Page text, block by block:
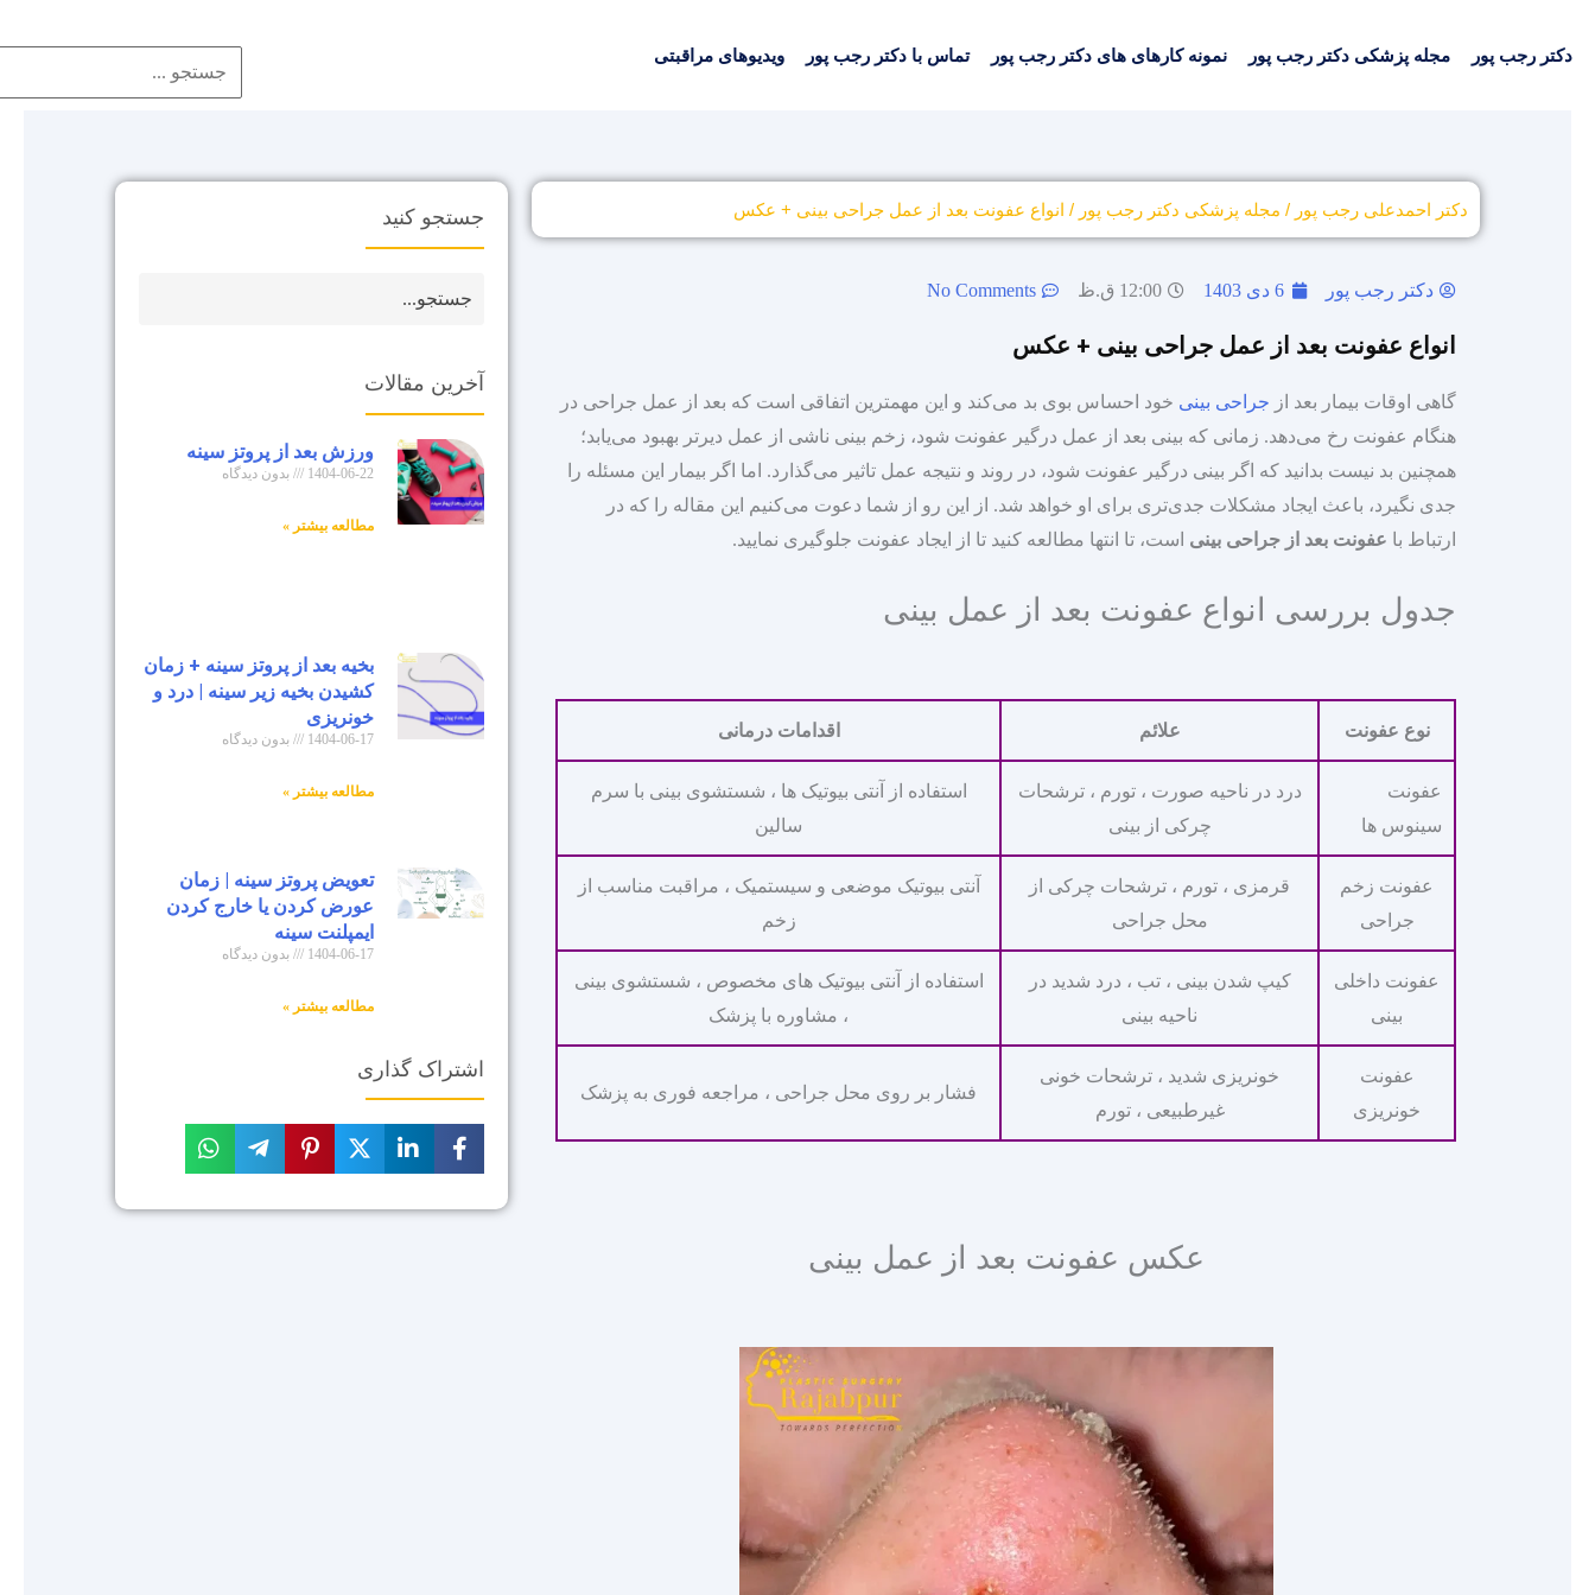
دکتر رجب پور مجله پزشکی دکتر رجب پور نمونه کارهای های دکتر رجب پور تماس با دکتر رجب پور ویدیوهای مراقبتی
دکتر احمدعلی رجب پور / مجله پزشکی دکتر رجب پور / انواع عفونت بعد از عمل جراحی بینی + عکس
دکتر رجب پور 6 دی 1403 12:00 ق.ظ No Comments
انواع عفونت بعد از عمل جراحی بینی + عکس
گاهی اوقات بیمار بعد از جراحی بینی خود احساس بوی بد می‌کند و این مهمترین اتفاقی است که بعد از عمل جراحی در
هنگام عفونت رخ می‌دهد. زمانی که بینی بعد از عمل درگیر عفونت شود، زخم بینی ناشی از عمل دیر‌تر بهبود می‌یابد؛
همچنین بد نیست بدانید که اگر بینی درگیر عفونت شود، در روند و نتیجه عمل تاثیر می‌گذارد. اما اگر بیمار این مسئله را
جدی نگیرد، باعث ایجاد مشکلات جدی‌تری برای او خواهد شد. از این رو از شما دعوت می‌کنیم این مقاله را که در
ارتباط با عفونت بعد از جراحی بینی است، تا انتها مطالعه کنید تا از ایجاد عفونت جلوگیری نمایید.
جدول بررسی انواع عفونت بعد از عمل بینی
نوع عفونت علائم اقدامات درمانی
عفونت
سینوس‌ ها
درد در ناحیه صورت ، تورم ، ترشحات
چرکی از بینی
استفاده از آنتی‌ بیوتیک‌ ها ، شستشوی بینی با سرم
سالین
عفونت زخم
جراحی
قرمزی ، تورم ، ترشحات چرکی از
محل جراحی
آنتی‌ بیوتیک موضعی و سیستمیک ، مراقبت مناسب از
زخم
عفونت داخلی
بینی
کیپ شدن بینی ، تب ، درد شدید در
ناحیه بینی
استفاده از آنتی‌ بیوتیک‌ های مخصوص ، شستشوی بینی
، مشاوره با پزشک
عفونت
خونریزی
خونریزی شدید ، ترشحات خونی
غیرطبیعی ، تورم
فشار بر روی محل جراحی ، مراجعه فوری به پزشک
عکس عفونت بعد از عمل بینی
جستجو کنید
آخرین مقالات
ورزش بعد از پروتز سینه
1404-06-22 بدون دیدگاه
مطالعه بیشتر »
بخیه بعد از پروتز سینه + زمان
کشیدن بخیه زیر سینه | درد و
خونریزی
1404-06-17 بدون دیدگاه
مطالعه بیشتر »
تعویض پروتز سینه | زمان
عورض کردن یا خارج کردن
ایمپلنت سینه
1404-06-17 بدون دیدگاه
مطالعه بیشتر »
اشتراک گذاری